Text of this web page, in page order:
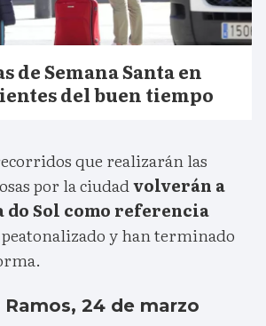
de Semana Santa en
del buen tiempo
que realizarán las
por la ciudadvolverán a
do Sol como referencia
peatonalizado y han terminado
24 de marzo